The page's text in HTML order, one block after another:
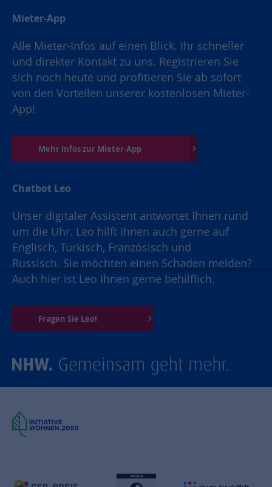
Mieter-App
Alle Mieter-Infos auf einen Blick. Ihr schneller
und direkter Kontakt zu uns. Registrieren Sie
sich noch heute und profitieren Sie ab sofort
von den Vorteilen unserer kostenlosen Mieter-
App!
Mehr Infos zur Mieter-App
Chatbot Leo
Unser digitaler Assistent antwortet Ihnen rund
um die Uhr. Leo hilft Ihnen auch gerne auf
Englisch, Türkisch, Französisch und
Russisch. Sie möchten einen Schaden melden?
Auch hier ist Leo Ihnen gerne behilflich.
Fragen Sie Leo!